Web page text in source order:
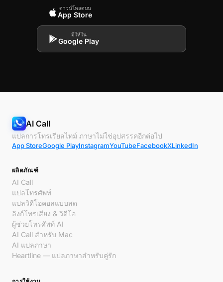
ดาวน์โหลดบน
App Store
มีให้ใน
Google Play
AI Call
แปลการโทรเรียลไทม์ ภาษาไม่ใช่อุปสรรคอีกต่อไป
App StoreGoogle PlayInstagramYouTubeFacebookXLinkedIn
ผลิตภัณฑ์
AI Call
แปลโทรศัพท์
แปลวิดีโอคอลแบบสด
ลิงก์โทรเสียง & วิดีโอ
ผู้ช่วยโทรศัพท์ AI
AI Call สำหรับ Mac
AI แปลภาษา
Heartline — แปลภาษาสำหรับคู่รัก